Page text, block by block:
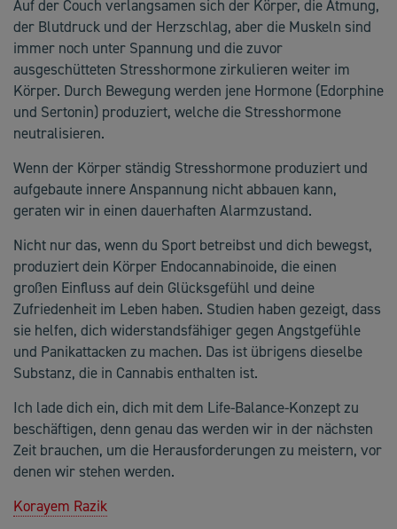
Auf der Couch verlangsamen sich der Körper, die Atmung,
der Blutdruck und der Herzschlag, aber die Muskeln sind
immer noch unter Spannung und die zuvor
ausgeschütteten Stresshormone zirkulieren weiter im
Körper. Durch Bewegung werden jene Hormone (Edorphine
und Sertonin) produziert, welche die Stresshormone
neutralisieren.
Wenn der Körper ständig Stresshormone produziert und
aufgebaute innere Anspannung nicht abbauen kann,
geraten wir in einen dauerhaften Alarmzustand.
Nicht nur das, wenn du Sport betreibst und dich bewegst,
produziert dein Körper Endocannabinoide, die einen
großen Einfluss auf dein Glücksgefühl und deine
Zufriedenheit im Leben haben. Studien haben gezeigt, dass
sie helfen, dich widerstandsfähiger gegen Angstgefühle
und Panikattacken zu machen. Das ist übrigens dieselbe
Substanz, die in Cannabis enthalten ist.
Ich lade dich ein, dich mit dem Life-Balance-Konzept zu
beschäftigen, denn genau das werden wir in der nächsten
Zeit brauchen, um die Herausforderungen zu meistern, vor
denen wir stehen werden.
Korayem Razik